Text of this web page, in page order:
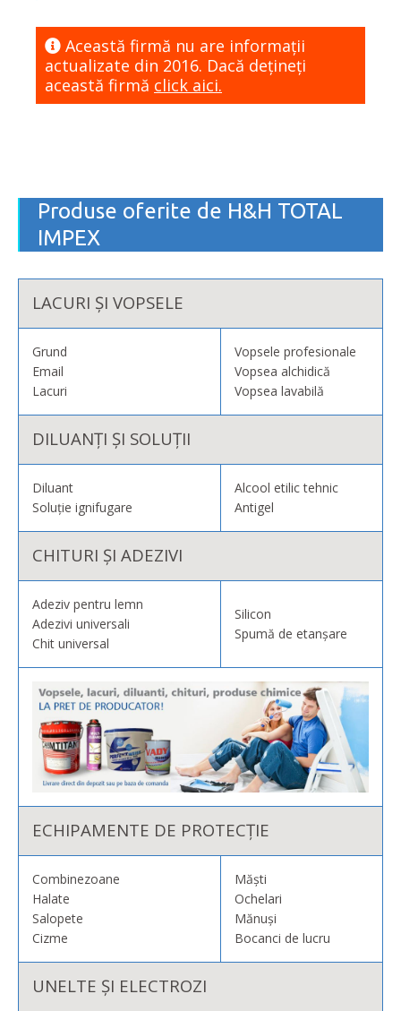
Această firmă nu are informaţii
actualizate din 2016. Dacă dețineți
această firmă click aici.
Produse oferite de H&H TOTAL
IMPEX
LACURI ȘI VOPSELE
Grund
Email
Lacuri
Vopsele profesionale
Vopsea alchidică
Vopsea lavabilă
DILUANȚI ȘI SOLUȚII
Diluant
Soluție ignifugare
Alcool etilic tehnic
Antigel
CHITURI ȘI ADEZIVI
Adeziv pentru lemn
Adezivi universali
Chit universal
Silicon
Spumă de etanșare
ECHIPAMENTE DE PROTECȚIE
Combinezoane
Halate
Salopete
Cizme
Măști
Ochelari
Mănuși
Bocanci de lucru
UNELTE ȘI ELECTROZI